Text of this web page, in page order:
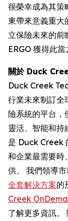
很榮幸成為其策
東帶來意義重大
立保險未來的前
ERGO 獲得此當
關於 Duck
Duck Creek
行業未來制訂全
險系統的平台，
靈活、智能和持
是 Duck Creek
和企業最需要時
供。 我們領導
全套解決方案的
Creek
了解更多資訊